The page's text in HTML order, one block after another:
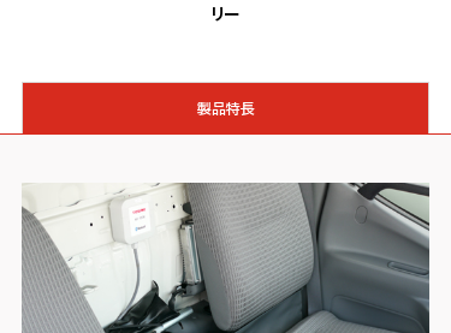
リー
製品特長